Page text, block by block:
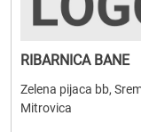
RIBARNICA BANE
Zelena pijaca bb,
Mitrovica